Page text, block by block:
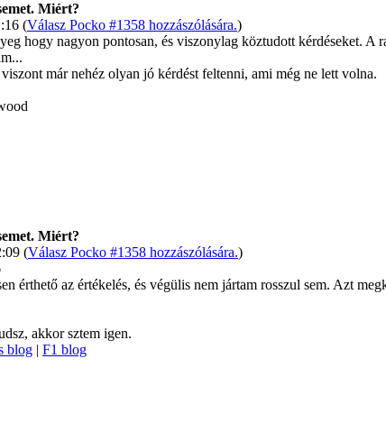
Miért?
(Válasz Pocko #1358 hozzászólására.)
hogy nagyon pontosan, és viszonylag köztudott kérdéseket.
már nehéz olyan jó kérdést feltenni, ami még ne lett volna.
Miért?
(Válasz Pocko #1358 hozzászólására.)
érthető az értékelés, és végülis nem jártam rosszul sem. Azt
akkor sztem igen.
blog | F1 blog